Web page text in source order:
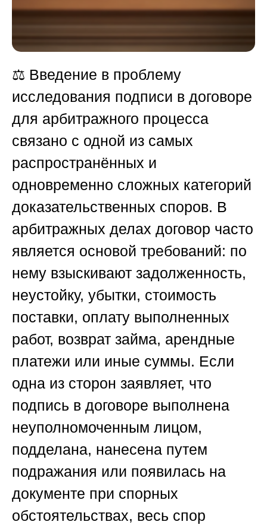
⚖️ Введение в проблему
исследования подписи в договоре
для арбитражного процесса
связано с одной из самых
распространённых и
одновременно сложных категорий
доказательственных споров. В
арбитражных делах договор часто
является основой требований: по
нему взыскивают задолженность,
неустойку, убытки, стоимость
поставки, оплату выполненных
работ, возврат займа, арендные
платежи или иные суммы. Если
одна из сторон заявляет, что
подпись в договоре выполнена
неуполномоченным лицом,
подделана, нанесена путем
подражания или появилась на
документе при спорных
обстоятельствах, весь спор